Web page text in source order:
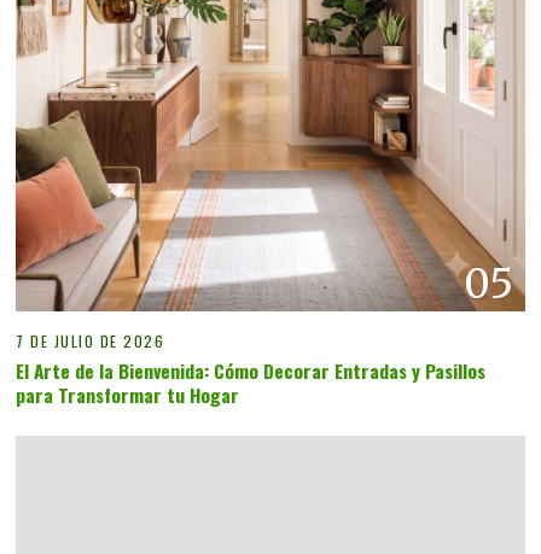
05
7 DE JULIO DE 2026
El Arte de la Bienvenida: Cómo Decorar Entradas y Pasillos
para Transformar tu Hogar